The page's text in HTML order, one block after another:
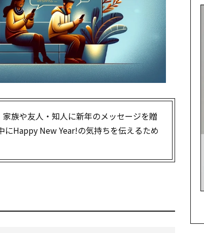
族や友人・知人に新年のメッセージを贈
Happy New Year!の気持ちを伝えるため